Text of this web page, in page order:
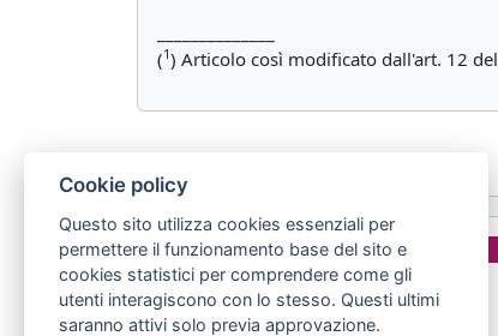
(1) Articolo così modificato dall'art. 12 del
Cookie policy
Questo sito utilizza cookies essenziali per
permettere il funzionamento base del sito e
cookies statistici per comprendere come gli
utenti interagiscono con lo stesso. Questi ultimi
saranno attivi solo previa approvazione.